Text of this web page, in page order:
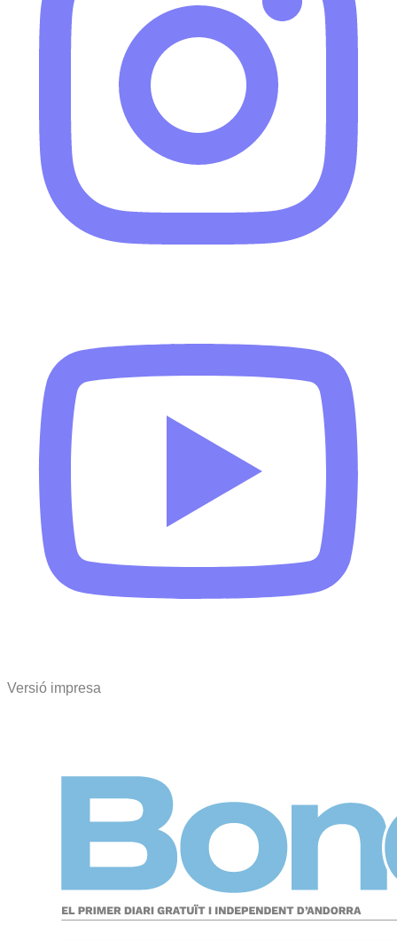
Versió impresa